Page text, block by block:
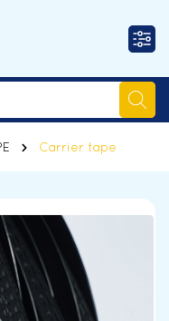
Carrier tape